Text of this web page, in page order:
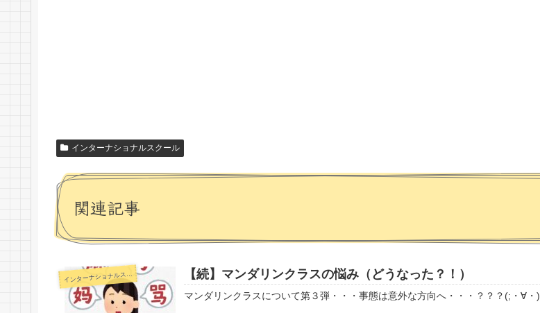
インターナショナルスクール
関連記事
イ
ンターナショナルスクール 【続】マンダリンクラスの悩み（どうなった？！）
マンダリンクラスについて第３弾・・・事態は意外な方向へ・・・？？？(;・∀・)